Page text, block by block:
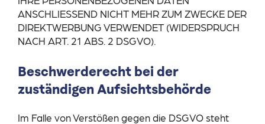
ANSCHLIESSEND NICHT MEHR ZUM ZWECKE DER
DIREKTWERBUNG VERWENDET (WIDERSPRUCH
NACH ART. 21 ABS. 2 DSGVO).
Beschwerde­recht bei der
zuständigen Aufsichts­behörde
Im Falle von Verstößen gegen die DSGVO steht